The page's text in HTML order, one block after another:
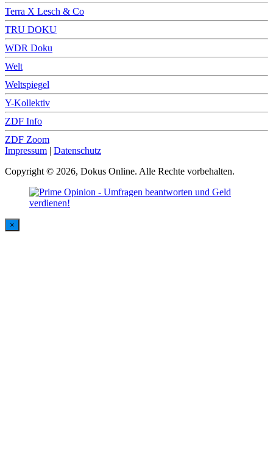
Terra X Lesch & Co
TRU DOKU
WDR Doku
Welt
Weltspiegel
Y-Kollektiv
ZDF Info
ZDF Zoom
Impressum | Datenschutz
Copyright © 2026, Dokus Online. Alle Rechte vorbehalten.
×